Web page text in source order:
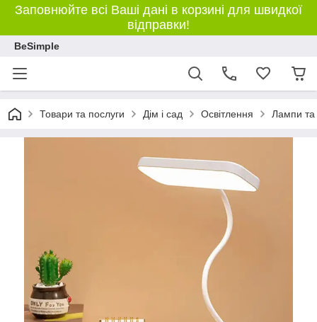
Заповнюйте всі Ваші дані в корзині для швидкої
відправки!
BeSimple
Товари та послуги Дім і сад Освітлення Лампи та